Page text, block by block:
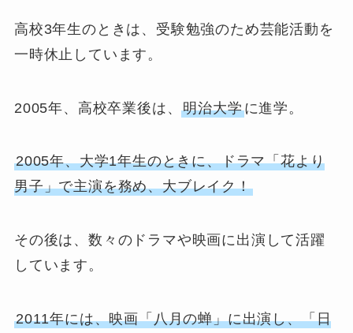
高校3年生のときは、受験勉強のため芸能活動を
一時休止しています。
2005年、高校卒業後は、明治大学に進学。
2005年、大学1年生のときに、ドラマ「花より
男子」で主演を務め、大ブレイク！
その後は、数々のドラマや映画に出演して活躍
しています。
2011年には、映画「八月の蝉」に出演し、「日